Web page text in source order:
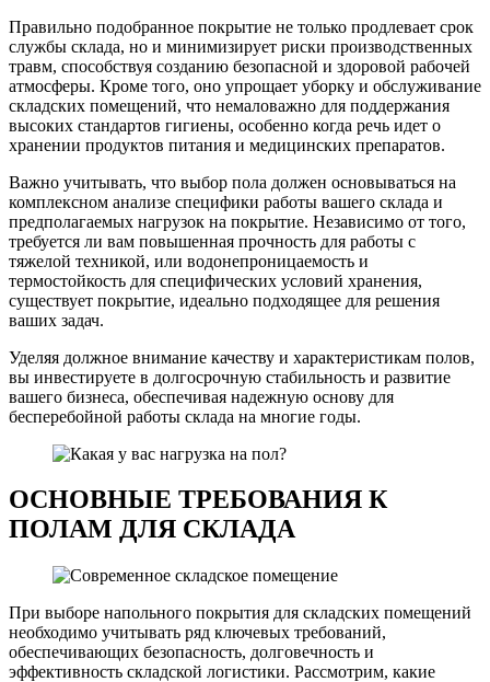
Правильно подобранное покрытие не только продлевает срок
службы склада, но и минимизирует риски производственных
травм, способствуя созданию безопасной и здоровой рабочей
атмосферы. Кроме того, оно упрощает уборку и обслуживание
складских помещений, что немаловажно для поддержания
высоких стандартов гигиены, особенно когда речь идет о
хранении продуктов питания и медицинских препаратов.
Важно учитывать, что выбор пола должен основываться на
комплексном анализе специфики работы вашего склада и
предполагаемых нагрузок на покрытие. Независимо от того,
требуется ли вам повышенная прочность для работы с
тяжелой техникой, или водонепроницаемость и
термостойкость для специфических условий хранения,
существует покрытие, идеально подходящее для решения
ваших задач.
Уделяя должное внимание качеству и характеристикам полов,
вы инвестируете в долгосрочную стабильность и развитие
вашего бизнеса, обеспечивая надежную основу для
бесперебойной работы склада на многие годы.
ОСНОВНЫЕ ТРЕБОВАНИЯ К
ПОЛАМ ДЛЯ СКЛАДА
При выборе напольного покрытия для складских помещений
необходимо учитывать ряд ключевых требований,
обеспечивающих безопасность, долговечность и
эффективность складской логистики. Рассмотрим, какие